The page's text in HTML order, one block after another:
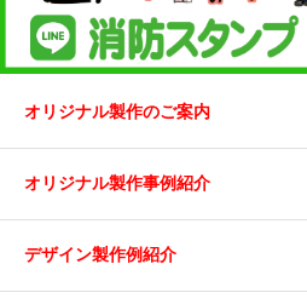
オリジナル製作のご案内
オリジナル製作事例紹介
デザイン製作例紹介